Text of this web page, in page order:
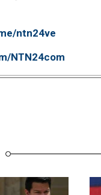
ntn24ve
NTN24com